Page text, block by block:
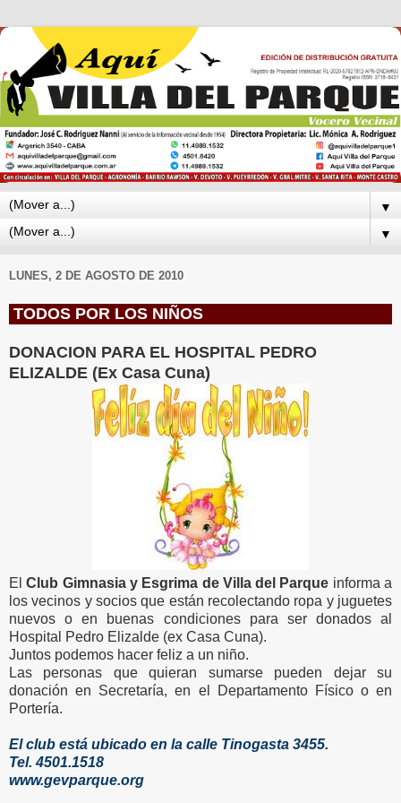
▼
▼
LUNES, 2 DE AGOSTO DE 2010
TODOS POR LOS NIÑOS
DONACION PARA EL HOSPITAL PEDRO
ELIZALDE (Ex Casa Cuna)
ElClub Gimnasia y Esgrima de Villa del Parque informa a
los vecinos y socios que están recolectando ropa y juguetes
nuevos o en buenas condiciones para ser donados al
Hospital Pedro Elizalde (ex Casa Cuna).
Juntos podemos hacer feliz a un niño.
Las personas que quieran sumarse pueden dejar su
donación en Secretaría, en el Departamento Físico o en
Portería.
El club está ubicado en la calle Tinogasta 3455.
Tel. 4501.1518
www.gevparque.org